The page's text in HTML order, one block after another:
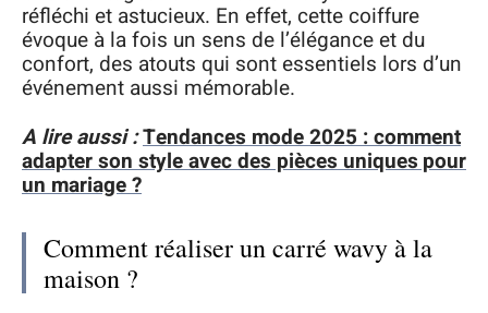
réfléchi et astucieux. En effet, cette coiffure
évoque à la fois un sens de l’élégance et du
confort, des atouts qui sont essentiels lors d’un
événement aussi mémorable.
A lire aussi :Tendances mode 2025 : comment
adapter son style avec des pièces uniques pour
un mariage ?
Comment réaliser un carré wavy à la
maison ?